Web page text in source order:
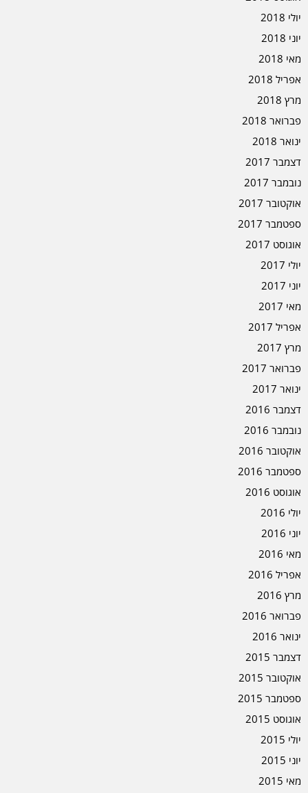
יולי 2018
יוני 2018
מאי 2018
אפריל 2018
מרץ 2018
פברואר 2018
ינואר 2018
דצמבר 2017
נובמבר 2017
אוקטובר 2017
ספטמבר 2017
אוגוסט 2017
יולי 2017
יוני 2017
מאי 2017
אפריל 2017
מרץ 2017
פברואר 2017
ינואר 2017
דצמבר 2016
נובמבר 2016
אוקטובר 2016
ספטמבר 2016
אוגוסט 2016
יולי 2016
יוני 2016
מאי 2016
אפריל 2016
מרץ 2016
פברואר 2016
ינואר 2016
דצמבר 2015
אוקטובר 2015
ספטמבר 2015
אוגוסט 2015
יולי 2015
יוני 2015
מאי 2015